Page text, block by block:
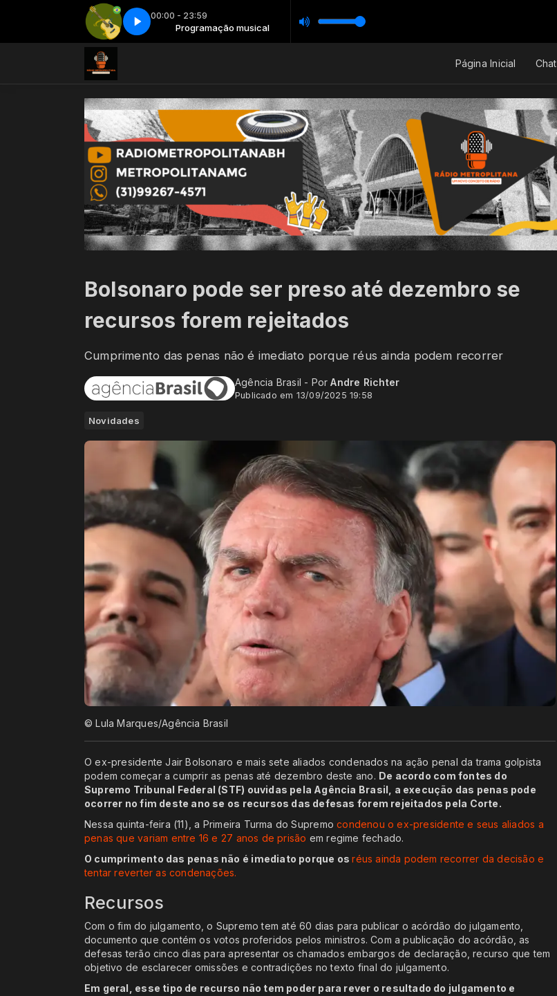
00:00 - 23:59
Programação musical Programação musical
Brasil sertanejo - Parte 1 Brasil sertanejo - Parte 1
Página Inicial Chat
Bolsonaro pode ser preso até dezembro se
recursos forem rejeitados
Cumprimento das penas não é imediato porque réus ainda podem recorrer
Agência Brasil - PorAndre Richter
Publicado em 13/09/2025 19:58
Novidades
© Lula Marques/Agência Brasil
O ex-presidente Jair Bolsonaro e mais sete aliados condenados na ação penal da trama golpista
podem começar a cumprir as penas até dezembro deste ano. De acordo com fontes do
Supremo Tribunal Federal (STF) ouvidas pela Agência Brasil, a execução das penas pode
ocorrer no fim deste ano se os recursos das defesas forem rejeitados pela Corte.
Nessa quinta-feira (11), a Primeira Turma do Supremo condenou o ex-presidente e seus aliados a
penas que variam entre 16 e 27 anos de prisão em regime fechado.
O cumprimento das penas não é imediato porque osréus ainda podem recorrer da decisão e
tentar reverter as condenações.
Recursos
Com o fim do julgamento, o Supremo tem até 60 dias para publicar o acórdão do julgamento,
documento que contém os votos proferidos pelos ministros. Com a publicação do acórdão, as
defesas terão cinco dias para apresentar os chamados embargos de declaração, recurso que tem
objetivo de esclarecer omissões e contradições no texto final do julgamento.
Em geral, esse tipo de recurso não tem poder para rever o resultado do julgamento e